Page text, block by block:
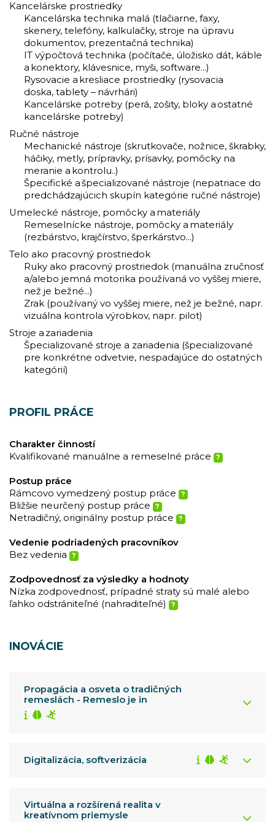
Kancelárske prostriedky
Kancelárska technika malá (tlačiarne, faxy,
skenery, telefóny, kalkulačky, stroje na úpravu
dokumentov, prezentačná technika)
IT výpočtová technika (počítače, úložisko dát, káble
a konektory, klávesnice, myši, software...)
Rysovacie a kresliace prostriedky (rysovacia
doska, tablety – návrhári)
Kancelárske potreby (perá, zošity, bloky a ostatné
kancelárske potreby)
Ručné nástroje
Mechanické nástroje (skrutkovače, nožnice, škrabky,
háčiky, metly, prípravky, prísavky, pomôcky na
meranie a kontrolu..)
Špecifické a špecializované nástroje (nepatriace do
predchádzajúcich skupín kategórie ručné nástroje)
Umelecké nástroje, pomôcky a materiály
Remeselnícke nástroje, pomôcky a materiály
(rezbárstvo, krajčírstvo, šperkárstvo...)
Telo ako pracovný prostriedok
Ruky ako pracovný prostriedok (manuálna zručnosť
a/alebo jemná motorika používaná vo vyššej miere,
než je bežné...)
Zrak (používaný vo vyššej miere, než je bežné, napr.
vizuálna kontrola výrobkov, napr. pilot)
Stroje a zariadenia
Špecializované stroje a zariadenia (špecializované
pre konkrétne odvetvie, nespadajúce do ostatných
kategórií)
PROFIL PRÁCE
Charakter činností
Kvalifikované manuálne a remeselné práce
?
Postup práce
Rámcovo vymedzený postup práce
?
Bližšie neurčený postup práce ?
Netradičný, originálny postup práce ?
Vedenie podriadených pracovníkov
Bez vedenia
?
Zodpovednosť za výsledky a hodnoty
Nízka zodpovednosť, prípadné straty sú malé alebo
ľahko odstrániteľné (nahraditeľné)
?
INOVÁCIE
Propagácia a osveta o tradičných
remeslách - Remeslo je in
Digitalizácia, softverizácia
Virtuálna a rozšírená realita v
kreatívnom priemysle